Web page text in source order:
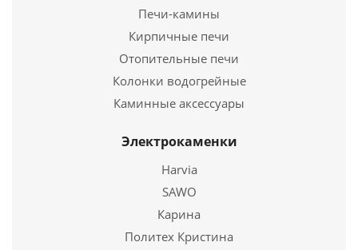
Труба моно ТМ-Р L500.430, 0,8, D180
Подробнее
Купить в 1 клик
Печи-камины
Кирпичные печи
Отопительные печи
Колонки водогрейные
Каминные аксессуары
Электрокаменки
Harvia
SAWO
Карина
Политех Кристина